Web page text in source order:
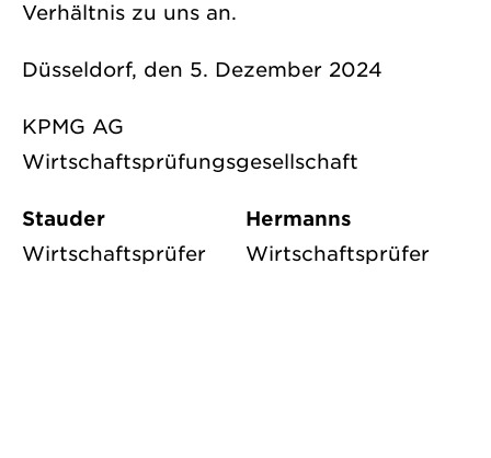
Verhältnis zu uns an.
Düsseldorf, den 5. Dezember 2024
KPMG AG
Wirtschaftsprüfungsgesellschaft​
Stauder
Wirtschaftsprüfer
Hermanns
Wirtschaftsprüfer